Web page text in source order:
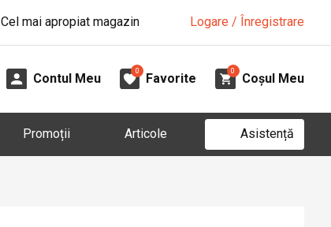
Cel mai apropiat magazin Logare / Înregistrare
Contul Meu
0
Favorite
0
Coșul Meu
Promoții Articole Asistență